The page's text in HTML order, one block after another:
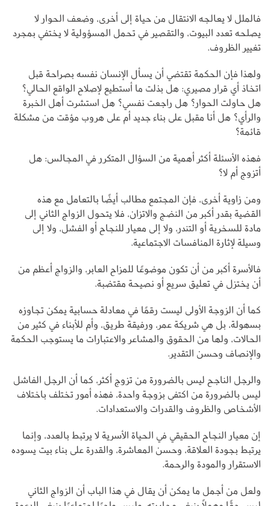
فالملل لا يعالجه الانتقال من حياة إلى أخرى، وضعف الحوار لا
يصلحه تعدد البيوت، والتقصير في تحمل المسؤولية لا يختفي بمجرد
تغيير الظروف.
ولهذا فإن الحكمة تقتضي أن يسأل الإنسان نفسه بصراحة قبل
اتخاذ أي قرار مصيري: هل بذلت ما أستطيع لإصلاح الواقع الحالي؟
هل حاولت الحوار؟ هل راجعت نفسي؟ هل استشرت أهل الخبرة
والرأي؟ هل أنا مقبل على بناء جديد أم على هروب مؤقت من مشكلة
قائمة؟
فهذه الأسئلة أكثر أهمية من السؤال المتكرر في المجالس: هل
أتزوج أم لا؟
ومن زاوية أخرى، فإن المجتمع مطالب أيضًا بالتعامل مع هذه
القضية بقدر أكبر من النضج والاتزان، فلا يتحول الزواج الثاني إلى
مادة للسخرية أو التندر، ولا إلى معيار للنجاح أو الفشل، ولا إلى
وسيلة لإثارة المنافسات الاجتماعية.
فالأسرة أكبر من أن تكون موضوعًا للمزاح العابر، والزواج أعظم من
أن يختزل في تعليق سريع أو نصيحة مقتضبة.
كما أن الزوجة الأولى ليست رقمًا في معادلة حسابية يمكن تجاوزه
بسهولة، بل هي شريكة عمر، ورفيقة طريق، وأم للأبناء في كثير من
الحالات، ولها من الحقوق والمشاعر والاعتبارات ما يستوجب الحكمة
والإنصاف وحسن التقدير.
والرجل الناجح ليس بالضرورة من تزوج أكثر، كما أن الرجل الفاشل
ليس بالضرورة من اكتفى بزوجة واحدة، فهذه أمور تختلف باختلاف
الأشخاص والظروف والقدرات والاستعدادات.
إن معيار النجاح الحقيقي في الحياة الأسرية لا يرتبط بالعدد، وإنما
يرتبط بجودة العلاقة، وحسن المعاشرة، والقدرة على بناء بيت يسوده
الاستقرار والمودة والرحمة.
ولعل من أجمل ما يمكن أن يقال في هذا الباب أن الزواج الثاني